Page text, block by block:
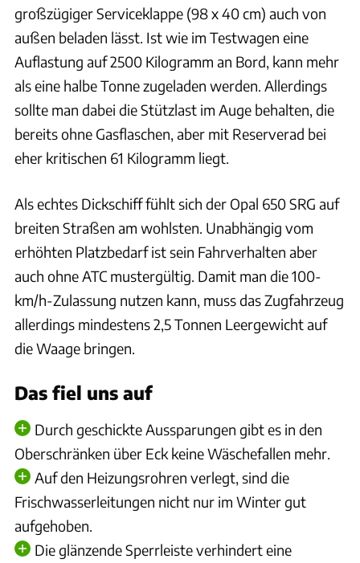
großzügiger Serviceklappe (98 x 40 cm) auch von
außen beladen lässt. Ist wie im Testwagen eine
Auflastung auf 2500 Kilogramm an Bord, kann mehr
als eine halbe Tonne zugeladen werden. Allerdings
sollte man dabei die Stützlast im Auge behalten, die
bereits ohne Gasflaschen, aber mit Reserverad bei
eher kritischen 61 Kilogramm liegt.
Als echtes Dickschiff fühlt sich der Opal 650 SRG auf
breiten Straßen am wohlsten. Unabhängig vom
erhöhten Platzbedarf ist sein Fahrverhalten aber
auch ohne ATC mustergültig. Damit man die 100-
km/h-Zulassung nutzen kann, muss das Zugfahrzeug
allerdings mindestens 2,5 Tonnen Leergewicht auf
die Waage bringen.
Das fiel uns auf
Durch geschickte Aussparungen gibt es in den
Oberschränken über Eck keine Wäschefallen mehr.
Auf den Heizungsrohren verlegt, sind die
Frischwasserleitungen nicht nur im Winter gut
aufgehoben.
Die glänzende Sperrleiste verhindert eine